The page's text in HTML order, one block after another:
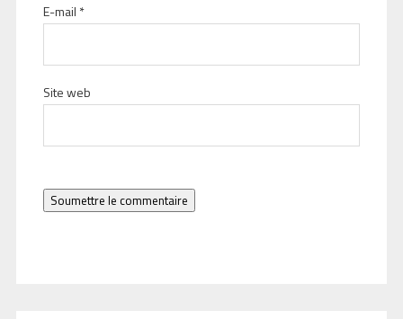
E-mail *
Site web
Soumettre le commentaire